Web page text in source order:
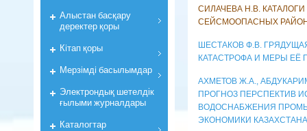
СИЛАЧЕВА Н.В.
СЕЙСМООПАСНЫХ
ШЕСТАКОВ Ф.В.
КАТАСТРОФА И МЕРЫ ЕЁ
АХМЕТОВ Ж.А.,
ПРОГНОЗ ПЕРСПЕКТИВ
ВОДОСНАБЖЕНИЯ
ЭКОНОМИКИ КАЗАХСТАНА
Алыстан басқару
деректер қоры
Кiтап қоры
Мерзiмдi басылымдар
Электрондық шетелдік
ғылыми журналдары
Каталогтар